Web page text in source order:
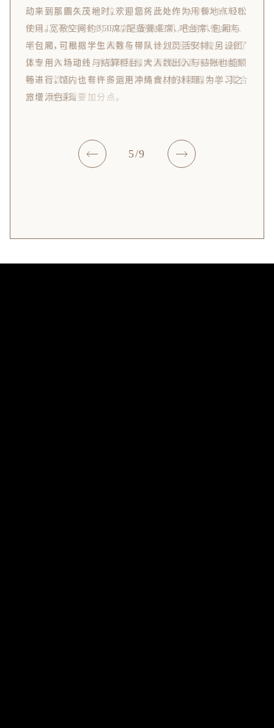
的华丽氛围来庆祝？位于那霸久茂地的RYUBO FOOD
HALL，不仅拥有约350席的宽敞空间，也提供餐桌席、
吧台席、包厢与半包厢等多样风格，欢迎团体使用。除了
正宗创作料理外，亦备有精酿啤酒、葡萄酒与冲绳地酒
等丰富饮品，让举杯时刻更添热闹。地处那霸中心、集合
方便，也是重要加分点。
5/9